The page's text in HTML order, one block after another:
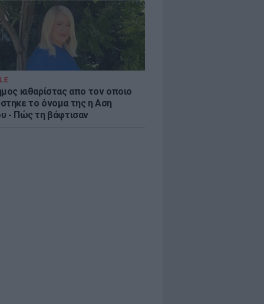
κιθαρίστας απο τον οποιο
το όνομα της η Αση
- Πώς τη βάφτισαν